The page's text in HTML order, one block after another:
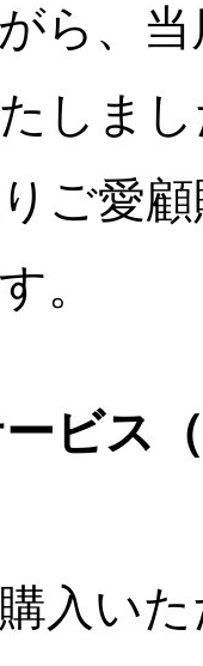
ら、
しま
ご愛
。
ビス
入い